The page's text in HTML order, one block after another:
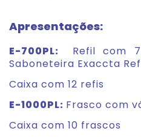
Apresentações:
E-700PL: Refil com
Saboneteira Exaccta
Caixa com 12 refis
E-1000PL: Frasco com
Caixa com 10 frascos